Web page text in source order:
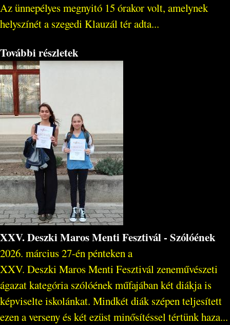
Az ünnepélyes megnyitó 15 órakor volt, amelynek
helyszínét a szegedi Klauzál tér adta...
További részletek
XXV. Deszki Maros Menti Fesztivál - Szólóének
2026. március 27-én pénteken a
XXV. Deszki Maros Menti Fesztivál zeneművészeti
ágazat kategória szólóének műfajában két diákja is
képviselte iskolánkat. Mindkét diák szépen teljesített
ezen a verseny és két ezüst minősítéssel tértünk haza...